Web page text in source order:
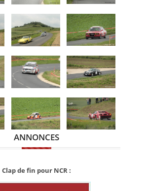
ANNONCES
Clap de fin pour NCR :